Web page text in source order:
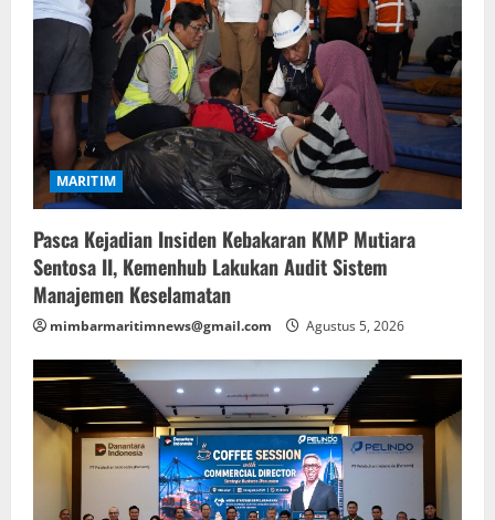
MARITIM
Pasca Kejadian Insiden Kebakaran KMP Mutiara
Sentosa II, Kemenhub Lakukan Audit Sistem
Manajemen Keselamatan
mimbarmaritimnews@gmail.com Agustus 5, 2026